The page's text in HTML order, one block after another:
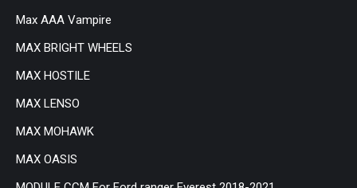
Max AAA Vampire
MAX BRIGHT WHEELS
MAX HOSTILE
MAX LENSO
MAX MOHAWK
MAX OASIS